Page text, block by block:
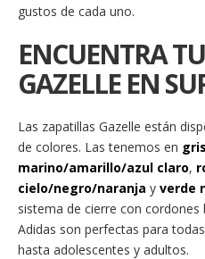
gustos de cada uno.
ENCUENTRA
GAZELLE EN
Las zapatillas Gazelle están
de colores. Las tenemos en
marino/amarillo/azul claro,
cielo/negro/naranja y verde
sistema de cierre con
Adidas son perfectas para
hasta adolescentes y adultos.